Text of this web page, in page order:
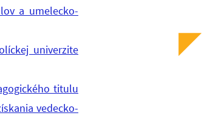
a umelecko-
univerzite
titulu
vedecko-